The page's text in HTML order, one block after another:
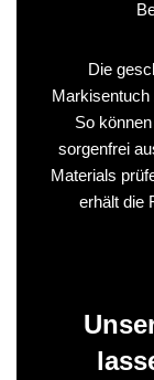
Die
So
sorgenfrei
Materials
erhält die